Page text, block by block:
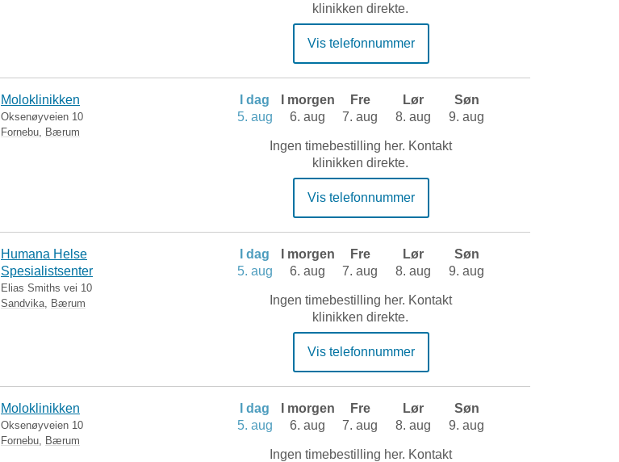
klinikken direkte.
Vis telefonnummer
Moloklinikken
Oksenøyveien 10
Fornebu Bærum
I dag
5. aug
I morgen
6. aug
Fre
7. aug
Lør
8. aug
Søn
9. aug
Ingen timebestilling her. Kontakt
klinikken direkte.
Vis telefonnummer
Humana Helse
Spesialistsenter
Elias Smiths vei 10
Sandvika Bærum
I dag
5. aug
I morgen
6. aug
Fre
7. aug
Lør
8. aug
Søn
9. aug
Ingen timebestilling her. Kontakt
klinikken direkte.
Vis telefonnummer
Moloklinikken
Oksenøyveien 10
Fornebu Bærum
I dag
5. aug
I morgen
6. aug
Fre
7. aug
Lør
8. aug
Søn
9. aug
Ingen timebestilling her. Kontakt